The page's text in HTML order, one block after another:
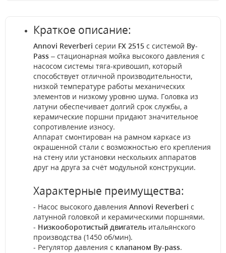
Краткое описание:
Annovi Reverberi серии FX 2515 с системой By-
Pass – стационарная мойка высокого давления с
насосом системы тяга-кривошип, который
способствует отличной производительности,
низкой температуре работы механических
элементов и низкому уровню шума. Головка из
латуни обеспечивает долгий срок службы, а
керамические поршни придают значительное
сопротивление износу.
Аппарат смонтирован на рамном каркасе из
окрашенной стали с возможностью его крепления
на стену или установки нескольких аппаратов
друг на друга за счёт модульной конструкции.
Характерные преимущества:
- Насос высокого давления Annovi Reverberi с
латунной головкой и керамическими поршнями.
- Низкооборотистый двигатель итальянского
производства (1450 об/мин).
- Регулятор давления с клапаном By-pass.